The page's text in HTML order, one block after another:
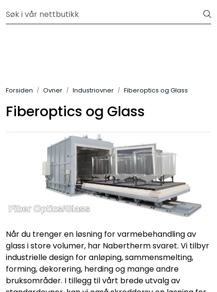
Velkommen til vår nye nettbutikk! Besøk Min side for mer
Forsiden Ovner Industriovner Fiberoptics og Glass
Fiberoptics og Glass
Når du trenger en løsning for varmebehandling av
glass i store volumer, har Nabertherm svaret. Vi tilbyr
industrielle design for anløping, sammensmelting,
forming, dekorering, herding og mange andre
bruksområder. I tillegg til vårt brede utvalg av
Pulverglasur
Håndverktøy
Gipsformer
Dekaler